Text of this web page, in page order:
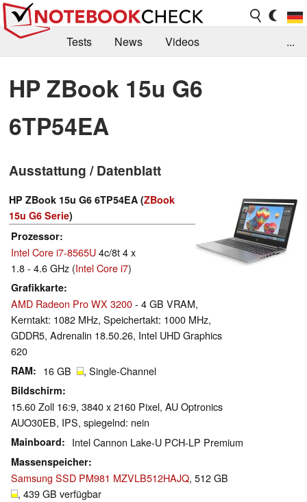
Tests News
Videos
Kaufberatung
Deals Suche
Forum
...
HP ZBook 15u G6
6TP54EA
Ausstattung / Datenblatt
HP ZBook 15u G6 6TP54EA (ZBook
15u G6 Serie)
Prozessor
Intel Core i7-8565U4c/8t 4 x
1.8 - 4.6 GHz (Intel Core i7)
Grafikkarte
AMD Radeon Pro WX 3200- 4 GB VRAM,
Kerntakt: 1082 MHz, Speichertakt: 1000 MHz,
GDDR5, Adrenalin 18.50.26, Intel UHD Graphics
620
RAM 16 GB , Single-Channel
Bildschirm
15.60 Zoll 16:9, 3840 x 2160 Pixel, AU Optronics
AUO30EB, IPS, spiegelnd: nein
Mainboard Intel Cannon Lake-U PCH-LP Premium
Massenspeicher
Samsung SSD PM981 MZVLB512HAJQ, 512 GB
, 439 GB verfügbar